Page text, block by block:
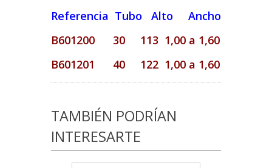
Referencia Tubo Alto Ancho
B601200 30 113 1,00 a 1,60
B601201 40 122 1,00 a 1,60
TAMBIÉN PODRÍAN
INTERESARTE